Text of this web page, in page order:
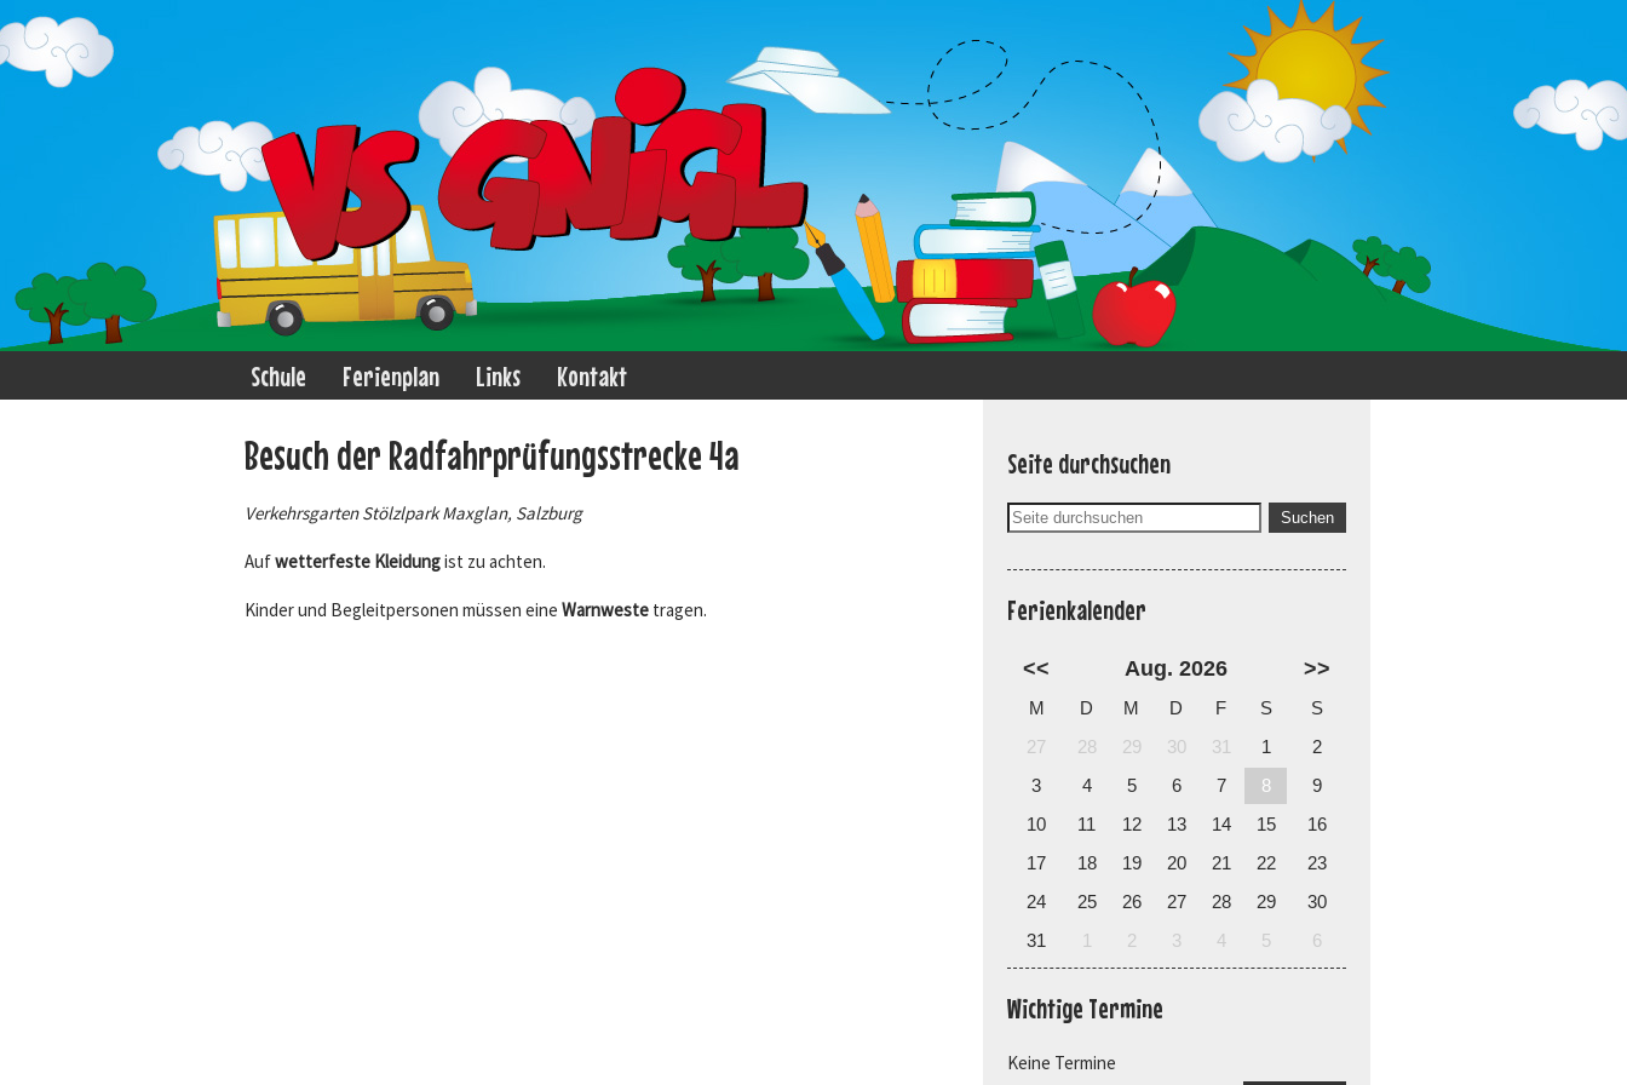
Schule Ferienplan Links Kontakt
Besuch der Radfahrprüfungsstrecke 4a
Verkehrsgarten Stölzlpark Maxglan, Salzburg
Aufwetterfeste Kleidungist zu achten.
Kinder und Begleitpersonen müssen eine Warnweste tragen.
Seite durchsuchen
Ferienkalender
<< Aug. 2026 >>
M D M D F S
S
27
28 29 30 31 1
2
3
4 5 6 7 8
9
10
11 12 13 14 15
16
17
18 19 20 21 22
23
24
25 26 27 28 29
30
31
1 2 3 4 5 6
Wichtige Termine
Keine Termine